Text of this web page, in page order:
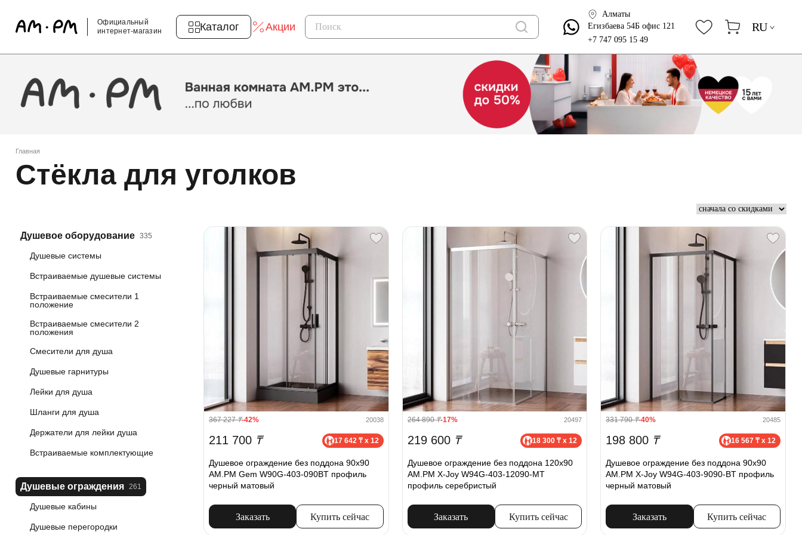
Официальный
интернет-магазин
Каталог Акции
Алматы
Егизбаева 54Б офис 121
+7 747 095 15 49
RU
Главная
Стёкла для уголков
Душевое оборудование 335
Душевые системы
Встраиваемые душевые системы
Встраиваемые смесители 1
положение
Встраиваемые смесители 2
положения
Смесители для душа
Душевые гарнитуры
Лейки для душа
Шланги для душа
Держатели для лейки душа
Встраиваемые комплектующие
Душевые ограждения 261
Душевые кабины
Душевые перегородки
367 227₸-42% 20038
211 700 ₸ 17 642 ₸ x 12
Душевое ограждение без поддона 90x90
AM.PM Gem W90G-403-090BT профиль
черный матовый
Заказать Купить сейчас
264 890₸-17% 20497
219 600 ₸ 18 300 ₸ x 12
Душевое ограждение без поддона 120х90
AM.PM X-Joy W94G-403-12090-MT
профиль серебристый
Заказать Купить сейчас
331 790₸-40% 20485
198 800 ₸ 16 567 ₸ x 12
Душевое ограждение без поддона 90x90
AM.PM X-Joy W94G-403-9090-BT профиль
черный матовый
Заказать Купить сейчас